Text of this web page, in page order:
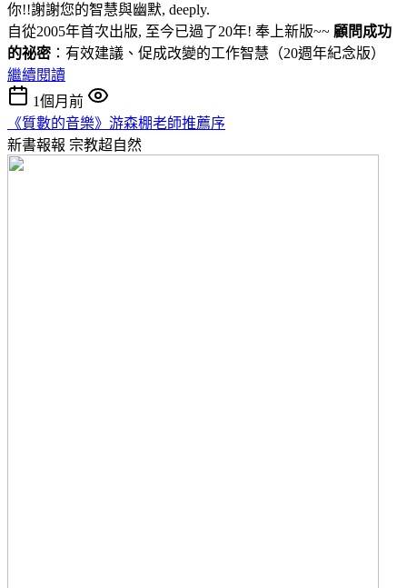
你!!謝謝您的智慧與幽默, deeply.
自從2005年首次出版, 至今已過了20年! 奉上新版~~ 顧問成功
的祕密 ：有效建議、促成改變的工作智慧（20週年紀念版）
繼續閱讀
1個月前
《質數的音樂》游森棚老師推薦序
新書報報 宗教超自然